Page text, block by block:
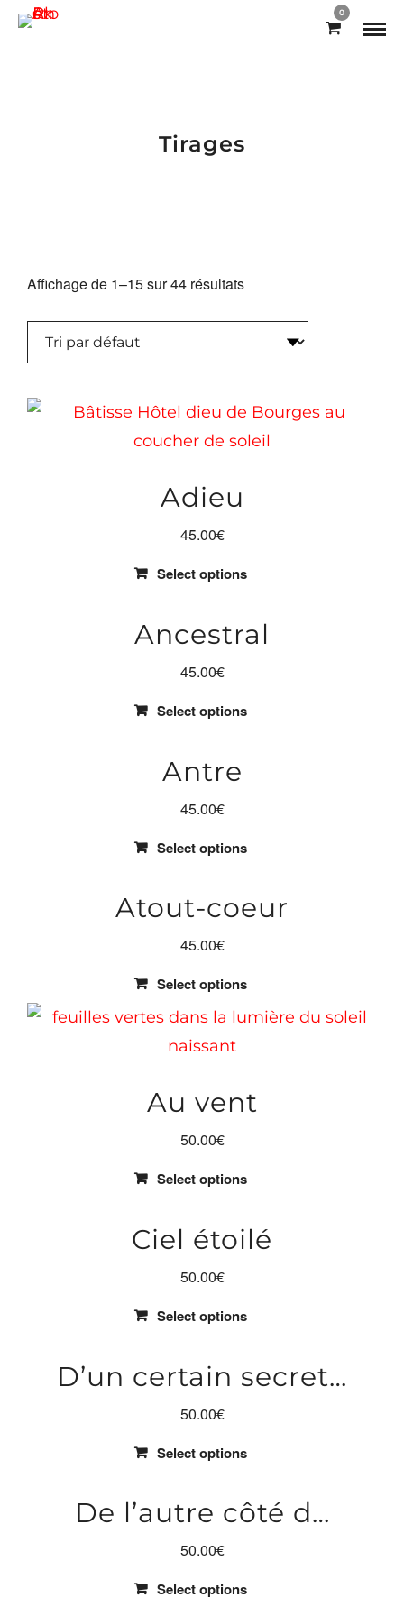
0
Tirages
Affichage de 1–15 sur 44 résultats
Adieu
45.00€
Select options
Ancestral
45.00€
Select options
Antre
45.00€
Select options
Atout-coeur
45.00€
Select options
Au vent
50.00€
Select options
Ciel étoilé
50.00€
Select options
D’un certain secret…
50.00€
Select options
De l’autre côté d…
50.00€
Select options